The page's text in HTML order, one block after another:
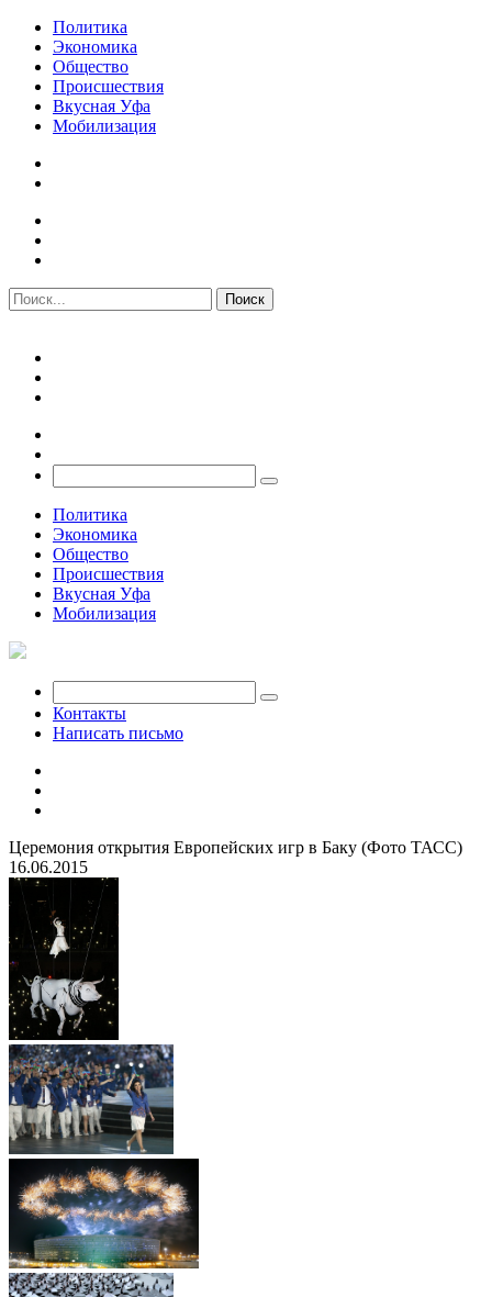
Политика
Экономика
Общество
Происшествия
Вкусная Уфа
Мобилизация
Политика
Экономика
Общество
Происшествия
Вкусная Уфа
Мобилизация
Контакты
Написать письмо
Церемония открытия Европейских игр в Баку (Фото ТАСС)
16.06.2015